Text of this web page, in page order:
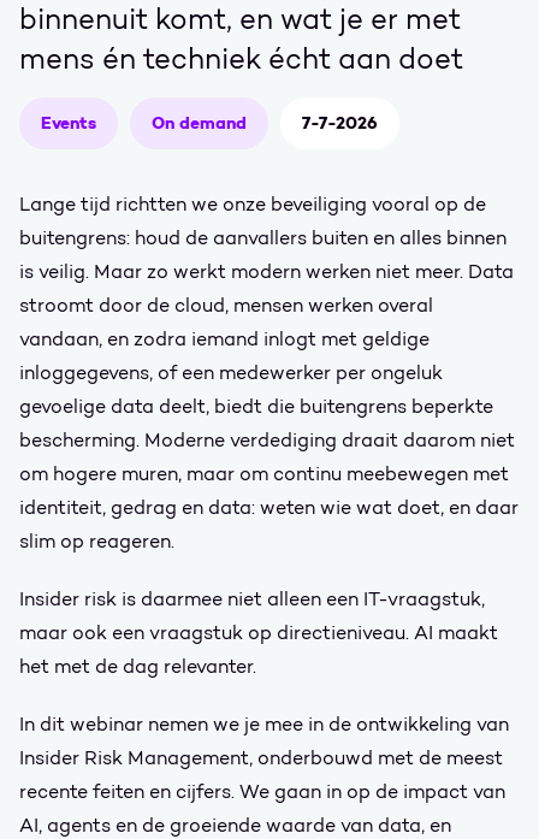
binnenuit komt, en wat je er met
mens én techniek écht aan doet
Events On demand 7-7-2026
Lange tijd richtten we onze beveiliging vooral op de
buitengrens: houd de aanvallers buiten en alles binnen
is veilig. Maar zo werkt modern werken niet meer. Data
stroomt door de cloud, mensen werken overal
vandaan, en zodra iemand inlogt met geldige
inloggegevens, of een medewerker per ongeluk
gevoelige data deelt, biedt die buitengrens beperkte
bescherming. Moderne verdediging draait daarom niet
om hogere muren, maar om continu meebewegen met
identiteit, gedrag en data: weten wie wat doet, en daar
slim op reageren.
Insider risk is daarmee niet alleen een IT-vraagstuk,
maar ook een vraagstuk op directieniveau. AI maakt
het met de dag relevanter.
In dit webinar nemen we je mee in de ontwikkeling van
Insider Risk Management, onderbouwd met de meest
recente feiten en cijfers. We gaan in op de impact van
AI, agents en de groeiende waarde van data, en